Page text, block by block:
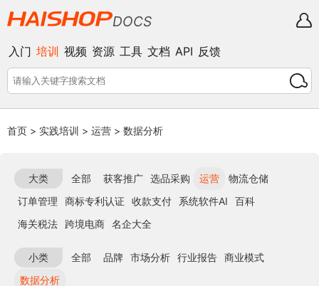
DOCS
入门 培训 视频 资源 工具 文档 API 反馈
首页 > 实践培训 > 运营 > 数据分析
大类 全部 获客推广 选品采购 运营
物流仓储
订单管理
商标专利认证 收款支付 系统软件AI
百科
海关税法 跨境电商 名企大全
小类 全部 品牌 市场分析 行业报告 商业模式
数据分析